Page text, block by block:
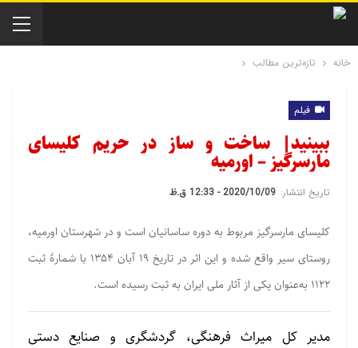
خانه تازه‌ترین مطالب
فیلم
ببینید| ساخت و ساز در حریم کلیسای
مارسرگیز – اورمیه
تاریخ انتشار: 2020/10/09 - 12:33 ق.ظ
کلیسای مارسرگیز مربوط به دوره ساسانیان است و در شهرستان اورمیه،
روستای سیر واقع شده و این اثر در تاریخ ۱۹ آبان ۱۳۵۴ با شمارهٔ ثبت
۱۱۲۲ به‌عنوان یکی از آثار ملی ایران به ثبت رسیده است.
مدیر کل میراث فرهنگی، گردشگری و صنایع دستی